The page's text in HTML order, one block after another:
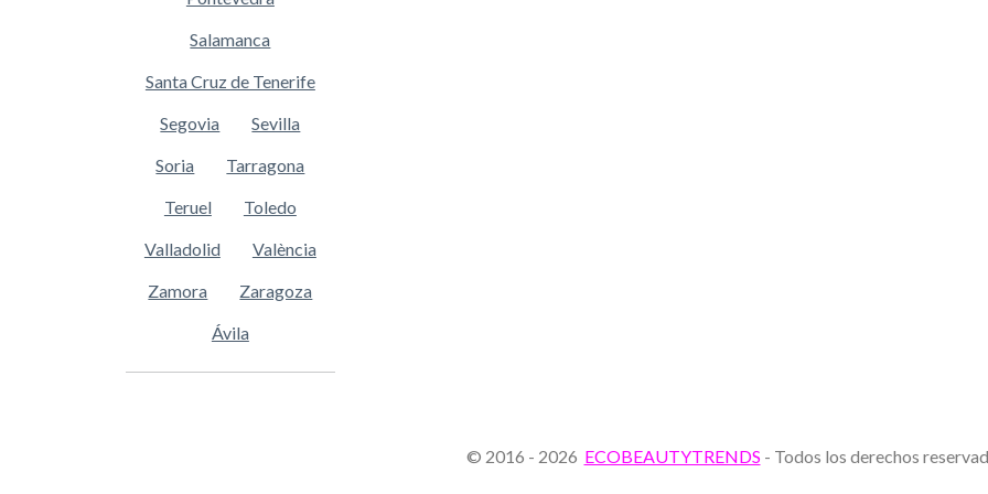
Salamanca
Santa Cruz de Tenerife
Segovia
Sevilla
Soria
Tarragona
Teruel
Toledo
Valladolid
València
Zamora
Zaragoza
Ávila
© 2016 - 2026 ECOBEAUTYTRENDS - Todos los derechos